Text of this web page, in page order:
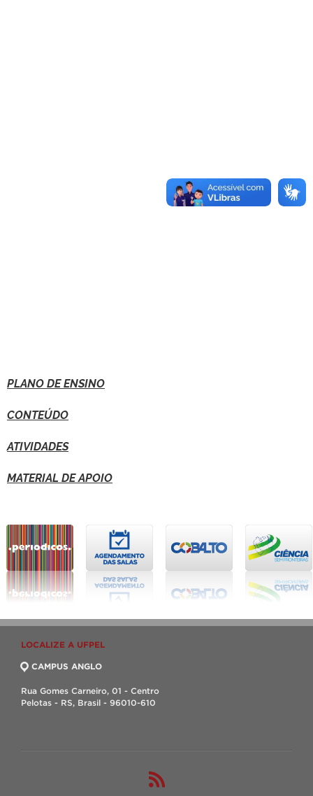
PLANO DE ENSINO
CONTEÚDO
ATIVIDADES
MATERIAL DE APOIO
LOCALIZE A UFPEL
CAMPUS ANGLO
Rua Gomes Carneiro, 01 - Centro
Pelotas - RS, Brasil - 96010-610